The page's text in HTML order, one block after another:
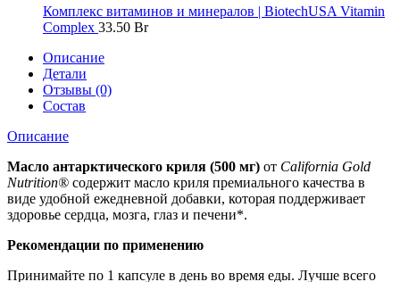
Комплекс витаминов и минералов | BiotechUSA Vitamin
Complex 33.50 Br
Описание
Детали
Отзывы (0)
Состав
Описание
Масло антарктического криля (500 мг) от California Gold
Nutrition® содержит масло криля премиального качества в
виде удобной ежедневной добавки, которая поддерживает
здоровье сердца, мозга, глаз и печени*.
Рекомендации по применению
Принимайте по 1 капсуле в день во время еды. Лучше всего